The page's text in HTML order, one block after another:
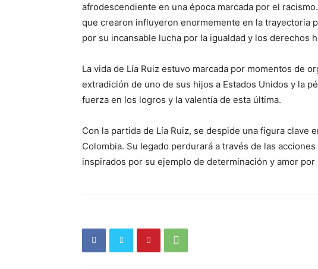
afrodescendiente en una época marcada por el
que crearon influyeron enormemente en la trayectoria
por su incansable lucha por la igualdad y los derechos
La vida de Lía Ruiz estuvo marcada por momentos de
extradición de uno de sus hijos a Estados Unidos y la
fuerza en los logros y la valentía de esta última.
Con la partida de Lía Ruiz, se despide una figura clave
Colombia. Su legado perdurará a través de las
inspirados por su ejemplo de determinación y amor por